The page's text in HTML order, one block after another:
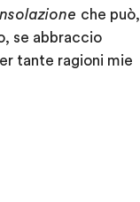
che può,
se abbraccio
tante ragioni mie